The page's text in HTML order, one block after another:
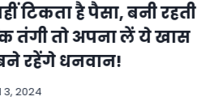
टिकता है पैसा, बनी रहती
तंगी तो अपना लें ये खास
रहेंगे धनवान!
3, 2024